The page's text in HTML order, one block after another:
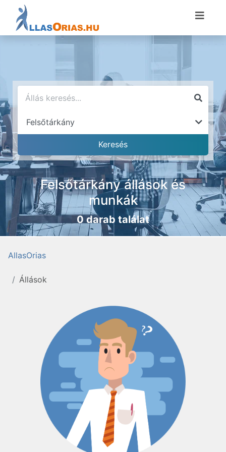
Felsőtárkány állások és
munkák
0 darab találat
AllasOrias
Állások